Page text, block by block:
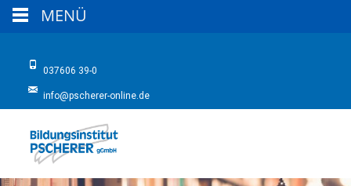
037606 39-0
info@pscherer-online.de
MENÜ